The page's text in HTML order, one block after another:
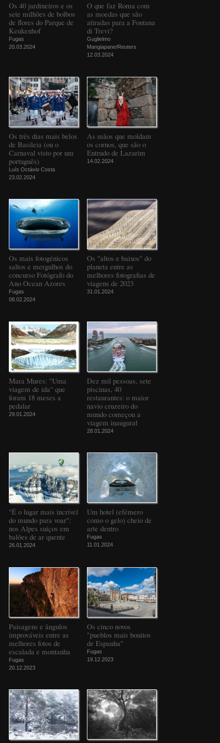
Os 40 jardineiros e os
sete milhões de bolbos
de flores do Parque de
Keukenhof
Fugas
20.03.2024
O que faz Roma com
as moedas que são
atiradas para a Fontana
di Trevi?
Guglielmo
Mangiapane/Reuters
12.03.2024
Os três dias mais belos
de Basileia (ou o
Carnaval visto por um
português)
Luís Octávio Costa
23.02.2024
As mãos que moldam
os cornos, que são o
Entrudo de Lazarim
14.02.2024
Os mais fotogénicos
saltos e mergulhos do
concurso Fotógrafo do
Ano Ocean Azores
Fugas
08.02.2024
Os "altos e baixos" do
planeta entre as
melhores fotografias de
viagens de 2023
31.01.2024
Mara Mures: "Uma
viagem de ida" que
foram 18 meses a
pedalar
29.01.2024
Dez mil pessoas, sete
piscinas, 40
restaurantes: o maior
navio cruzeiro do
mundo começou a
viagem inaugural
28.01.2024
"É o lugar mais incrível
do mundo para voar":
nos Alpes suíços em
balões de ar quente
26.01.2024
Um hotel (efémero
como o gelo) cheio de
arte dentro
Fugas
11.01.2024
Paisagens e ângulos
improváveis entre as
melhores fotos de
escalada e montanha
Fugas
20.12.2023
Os cinco novos
"pueblos mais bonitos
de Espanha"
Fugas
19.12.2023